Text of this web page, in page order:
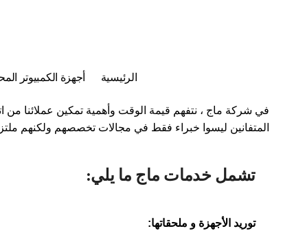
الرئيسية أجهزة الكمبيوتر
في شركة ماج ، نتفهم قيمة الوقت وأهمية تمكين عملائنا من
المتفانين ليسوا خبراء فقط في مجالات تخصصهم ولكنهم
تشمل خدمات ماج ما يلي:
توريد الأجهزة و ملحقاتها: